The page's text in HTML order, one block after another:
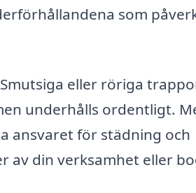
som
eller röriga
underhålls ordentligt.
ansvaret för städning och
av din verksamhet eller